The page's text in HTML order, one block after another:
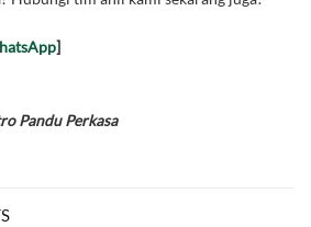
]
Pandu Perkasa